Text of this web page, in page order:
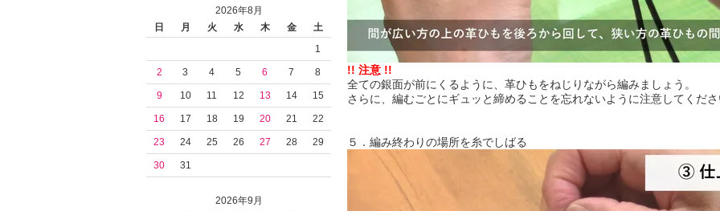
!! 注意 !!
全ての銀面が前にくるように、革ひもをねじりながら編みましょう。
さらに、編むごとにギュッと締めることを忘れないように注意してくだ
５．編み終わりの場所を糸でしばる
2026年8月
日
月 火 水 木 金
土
1
2 3 4 5 6 7 8
9 10 11 12 13 14 15
16 17 18 19 20 21 22
23 24 25 26 27 28 29
30 31
2026年9月